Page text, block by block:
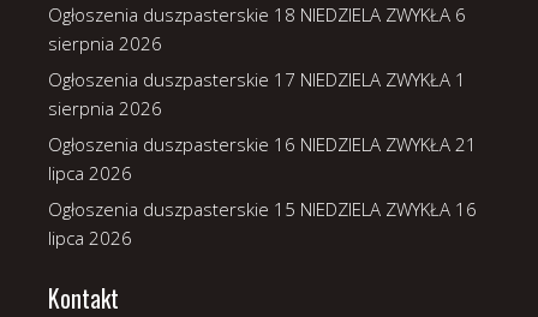
Ogłoszenia duszpasterskie 18 NIEDZIELA ZWYKŁA 6
sierpnia 2026
Ogłoszenia duszpasterskie 17 NIEDZIELA ZWYKŁA 1
sierpnia 2026
Ogłoszenia duszpasterskie 16 NIEDZIELA ZWYKŁA 21
lipca 2026
Ogłoszenia duszpasterskie 15 NIEDZIELA ZWYKŁA 16
lipca 2026
Kontakt